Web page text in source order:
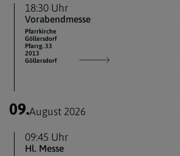
18:30 Uhr
Vorabendmesse
Pfarrkirche
Göllersdorf
Pfarrg. 33
2013
Göllersdorf
09.August 2026
09:45 Uhr
Hl. Messe